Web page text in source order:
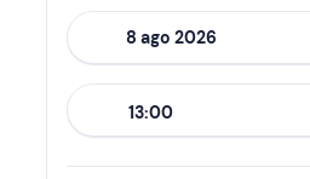
forward
to
interact
13:00